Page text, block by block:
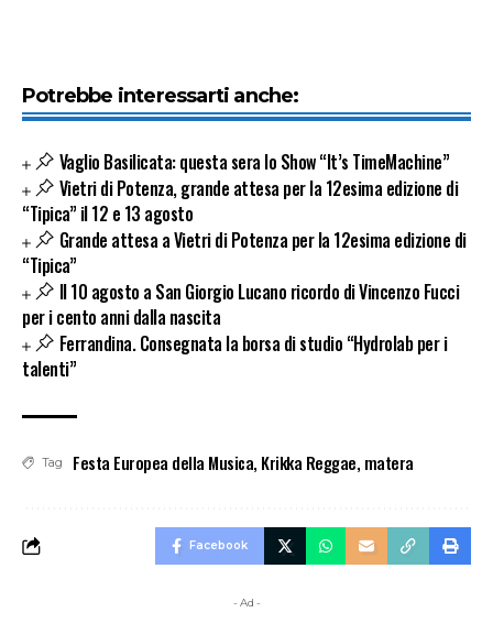
Potrebbe interessarti anche:
Vaglio Basilicata: questa sera lo Show “It’s TimeMachine”
Vietri di Potenza, grande attesa per la 12esima edizione di
“Tipica” il 12 e 13 agosto
Grande attesa a Vietri di Potenza per la 12esima edizione di
“Tipica”
Il 10 agosto a San Giorgio Lucano ricordo di Vincenzo Fucci
per i cento anni dalla nascita
Ferrandina. Consegnata la borsa di studio “Hydrolab per i
talenti”
Tag Festa Europea della Musica, Krikka Reggae, matera
Facebook
- Ad -